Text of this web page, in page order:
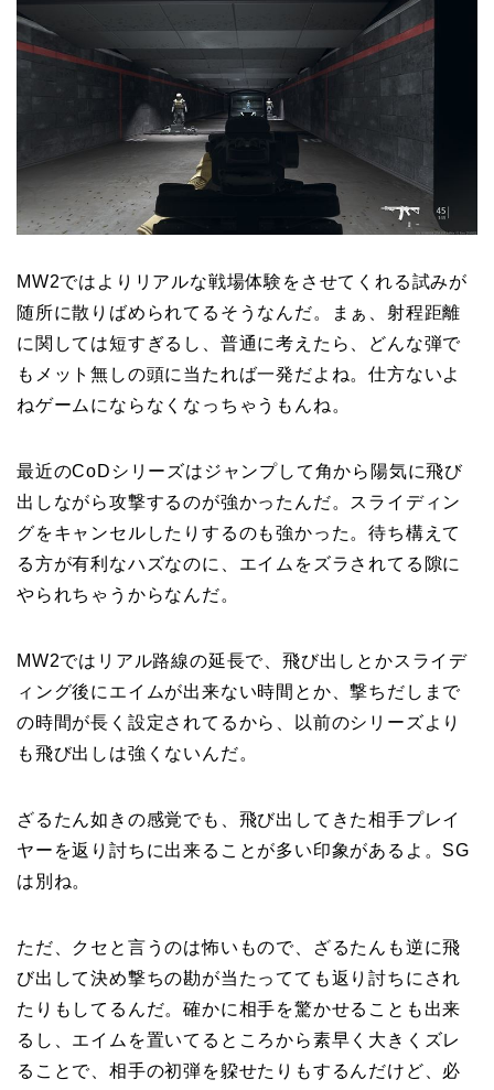
MW2ではよりリアルな戦場体験をさせてくれる試みが
随所に散りばめられてるそうなんだ。まぁ、射程距離
に関しては短すぎるし、普通に考えたら、どんな弾で
もメット無しの頭に当たれば一発だよね。仕方ないよ
ねゲームにならなくなっちゃうもんね。
最近のCoDシリーズはジャンプして角から陽気に飛び
出しながら攻撃するのが強かったんだ。スライディン
グをキャンセルしたりするのも強かった。待ち構えて
る方が有利なハズなのに、エイムをズラされてる隙に
やられちゃうからなんだ。
MW2ではリアル路線の延長で、飛び出しとかスライデ
ィング後にエイムが出来ない時間とか、撃ちだしまで
の時間が長く設定されてるから、以前のシリーズより
も飛び出しは強くないんだ。
ざるたん如きの感覚でも、飛び出してきた相手プレイ
ヤーを返り討ちに出来ることが多い印象があるよ。SG
は別ね。
ただ、クセと言うのは怖いもので、ざるたんも逆に飛
び出して決め撃ちの勘が当たってても返り討ちにされ
たりもしてるんだ。確かに相手を驚かせることも出来
るし、エイムを置いてるところから素早く大きくズレ
ることで、相手の初弾を躱せたりもするんだけど、必